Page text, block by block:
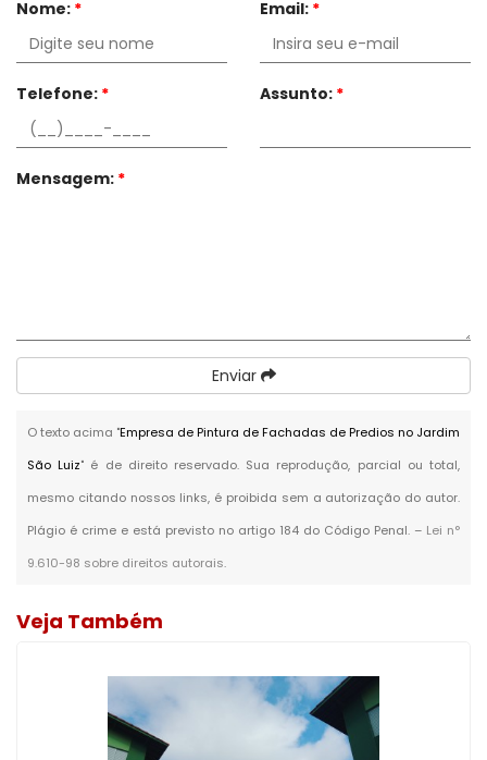
Nome: * Email: *
Telefone: * Assunto: *
Mensagem: *
Enviar
O texto acima "Empresa de Pintura de Fachadas de Predios no Jardim
São Luiz" é de direito reservado. Sua reprodução, parcial ou total,
mesmo citando nossos links, é proibida sem a autorização do autor.
Plágio é crime e está previsto no artigo 184 do Código Penal. – Lei n°
9.610-98 sobre direitos autorais.
Veja Também